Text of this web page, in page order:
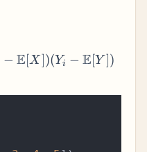
− E[X])(Yi − E[Y ])